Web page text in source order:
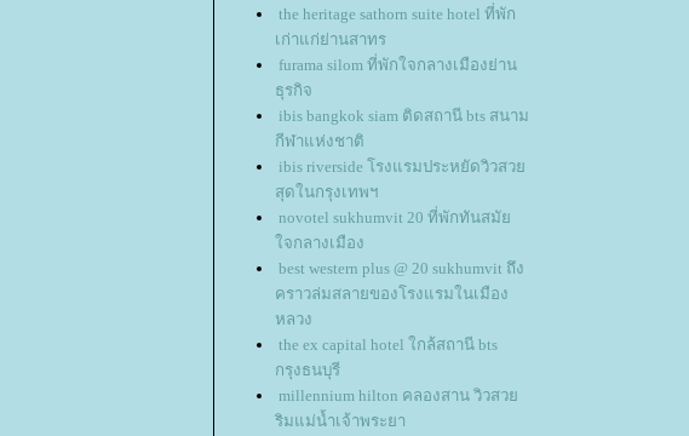
the heritage sathorn suite hotel ที่พัก
เก่าแก่ย่านสาทร
furama silom ที่พักใจกลางเมืองย่าน
ธุรกิจ
ibis bangkok siam ติดสถานี bts สนาม
กีฬาแห่งชาติ
ibis riverside โรงแรมประหยัดวิวสว
สุดในกรุงเทพฯ
novotel sukhumvit 20 ที่พักทันสมั
จกลางเมือง
best western plus @ 20 sukhumvit ถึง
คราวล่มสลายของโรงแรมในเมือง
หลวง
the ex capital hotel ใกล้สถานี bts
กรุงธนบุรี
millennium hilton คลองสาน วิวสว
ริมแม่น้ำเจ้าพระยา